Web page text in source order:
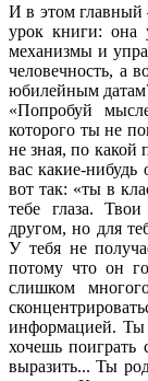
И в этом главный
урок книги: она
механизмы и
человечность, а
юбилейным
«Попробуй
которого ты не
не зная, по какой
вас какие-
вот так: «ты в
тебе глаза.
другом, но для
У тебя не
потому что он
слишком
информацией. Ты
хочешь
выразить... Ты